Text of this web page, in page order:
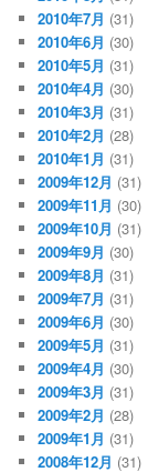
2010年7月 (31)
2010年6月 (30)
2010年5月 (31)
2010年4月 (30)
2010年3月 (31)
2010年2月 (28)
2010年1月 (31)
2009年12月 (31)
2009年11月 (30)
2009年10月 (31)
2009年9月 (30)
2009年8月 (31)
2009年7月 (31)
2009年6月 (30)
2009年5月 (31)
2009年4月 (30)
2009年3月 (31)
2009年2月 (28)
2009年1月 (31)
2008年12月 (31)